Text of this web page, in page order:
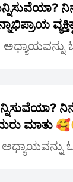
ಮಾತು